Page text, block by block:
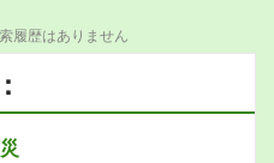
履歴はありません